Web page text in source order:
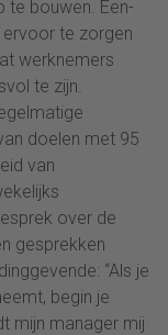
te bouwen. Een-
ervoor te zorgen
werknemers
te zijn.
doelen met 95
van
over de
gesprekken
“Als je
begin je
mijn manager mij